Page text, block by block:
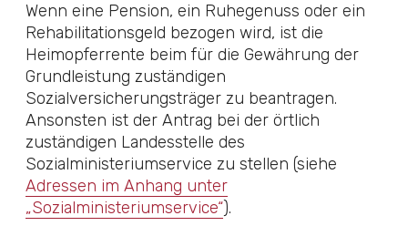
Wenn eine Pension, ein Ruhegenuss oder ein
Rehabilitationsgeld bezogen wird, ist die
Heimopferrente beim für die Gewährung der
Grundleistung zuständigen
Sozialversicherungsträger zu beantragen.
Ansonsten ist der Antrag bei der örtlich
zuständigen Landesstelle des
Sozialministeriumservice zu stellen (siehe
Adressen im Anhang unter
„Sozialministeriumservice“).